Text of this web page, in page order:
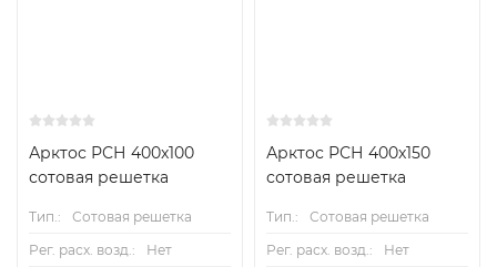
Арктос РСН 400x100
сотовая решетка
Тип.:
Сотовая решетка
Рег. расх. возд.:
Нет
Арктос РСН 400x150
сотовая решетка
Тип.:
Сотовая решетка
Рег. расх. возд.:
Нет